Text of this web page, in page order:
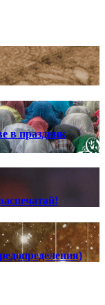
в праздник